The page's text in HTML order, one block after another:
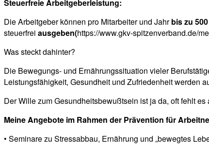
Steuerfreie Arbeitgeberleistung:
Die Arbeitgeber können pro Mitarbeiter und Jahrbis zu
steuerfrei ausgeben(https://www.gkv-spitzenverband.de/
Was steckt dahinter?
Die Bewegungs- und Ernährungssituation vieler
Leistungsfähigkeit, Gesundheit und Zufriedenheit werden
Der Wille zum Gesundheitsbewußtsein ist ja da, oft fehlt
Meine Angebote im Rahmen der Prävention für
• Seminare zu Stressabbau, Ernährung und „bewegtes